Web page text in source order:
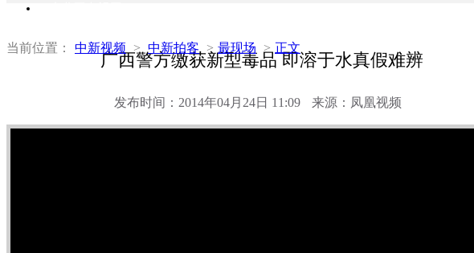
当前位置： 中新视频 > 中新拍客 > 最现场 > 正文
广西警方缴获新型毒品 即溶于水真假难辨
发布时间：2014年04月24日 11:09 来源：凤凰视频